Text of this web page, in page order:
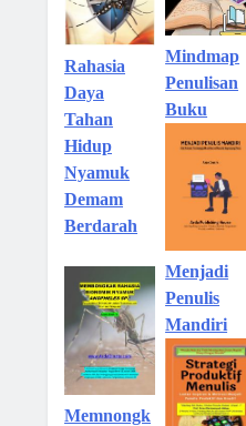
Rahasia
Daya
Tahan
Hidup
Nyamuk
Demam
Berdarah
Memnongk
Mindmap
Penulisan
Buku
Menjadi
Penulis
Mandiri